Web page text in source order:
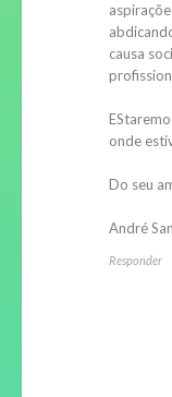
causa
onde
Do seu
André
Responder